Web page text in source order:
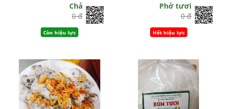
Chả
0 đ
Còn hiệu lực
Phở tươi
0 đ
Hết hiệu lực